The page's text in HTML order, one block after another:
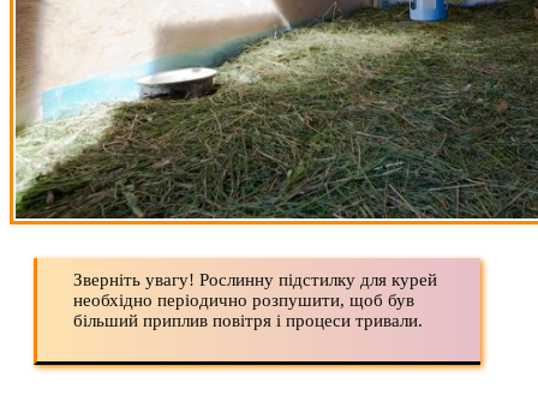
Зверніть увагу! Рослинну підстилку для курей
необхідно періодично розпушити, щоб був
більший приплив повітря і процеси тривали.